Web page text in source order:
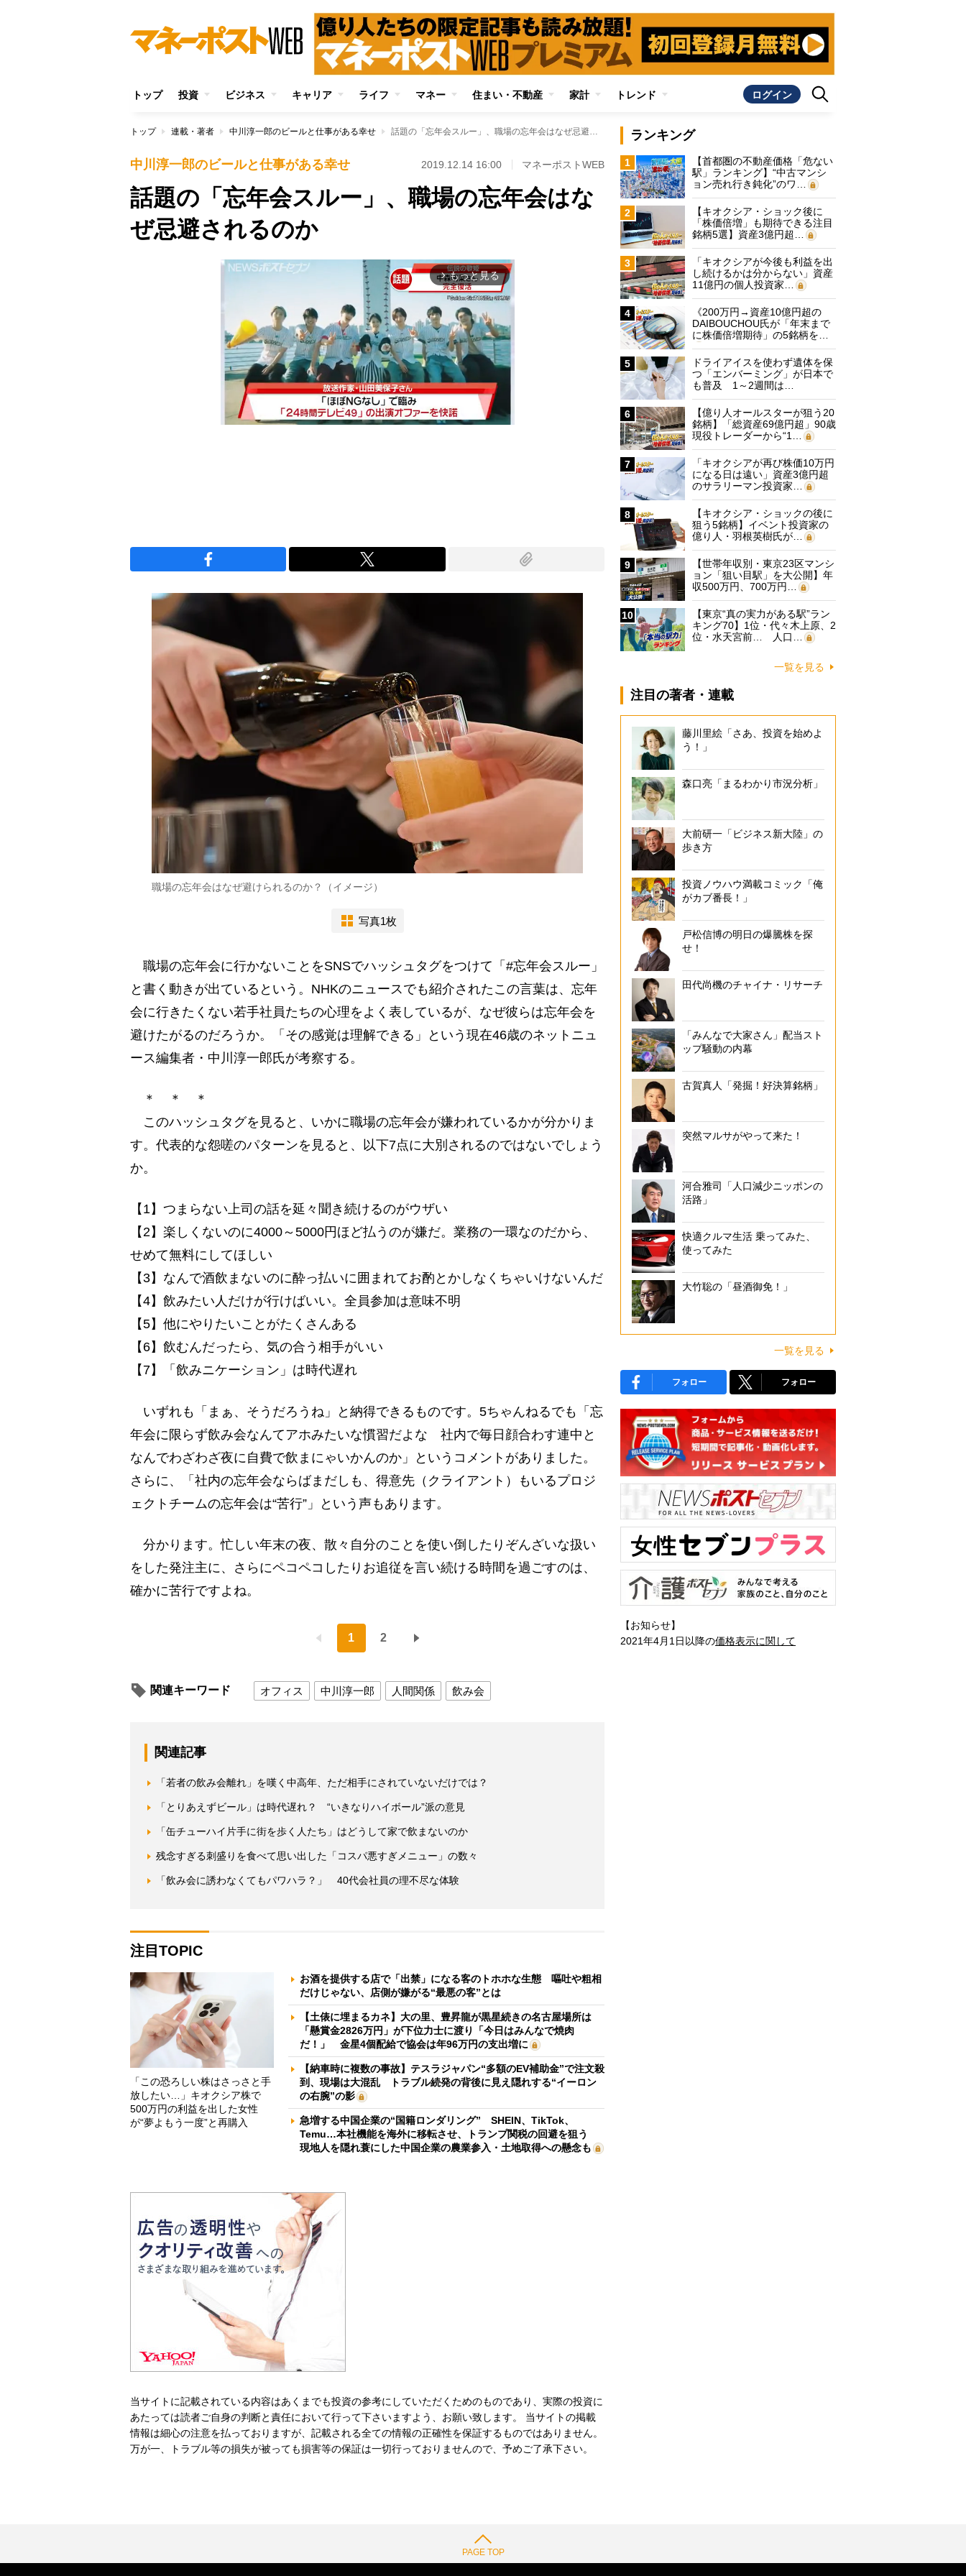
トップ 投資 ビジネス キャリア ライフ マネー 住まい・不動産 家計 トレンド ログイン
トップ 連載・著者 中川淳一郎のビールと仕事がある幸せ 話題の「忘年会スルー」、職場の忘年会はなぜ忌避されるのか
中川淳一郎のビールと仕事がある幸せ 2019.12.14 16:00 マネーポストWEB
話題の「忘年会スルー」、職場の忘年会はな
ぜ忌避されるのか
arrow_forward_ios もっと見る
職場の忘年会はなぜ避けられるのか？（イメージ）
写真1枚
職場の忘年会に行かないことをSNSでハッシュタグをつけて「#忘年会スルー」
と書く動きが出ているという。NHKのニュースでも紹介されたこの言葉は、忘年
会に行きたくない若手社員たちの心理をよく表しているが、なぜ彼らは忘年会を
避けたがるのだろうか。「その感覚は理解できる」という現在46歳のネットニュ
ース編集者・中川淳一郎氏が考察する。
＊ ＊ ＊
このハッシュタグを見ると、いかに職場の忘年会が嫌われているかが分かりま
す。代表的な怨嗟のパターンを見ると、以下7点に大別されるのではないでしょう
か。
【1】つまらない上司の話を延々聞き続けるのがウザい
【2】楽しくないのに4000～5000円ほど払うのが嫌だ。業務の一環なのだから、
せめて無料にしてほしい
【3】なんで酒飲まないのに酔っ払いに囲まれてお酌とかしなくちゃいけないんだ
【4】飲みたい人だけが行けばいい。全員参加は意味不明
【5】他にやりたいことがたくさんある
【6】飲むんだったら、気の合う相手がいい
【7】「飲みニケーション」は時代遅れ
いずれも「まぁ、そうだろうね」と納得できるものです。5ちゃんねるでも「忘
年会に限らず飲み会なんてアホみたいな慣習だよな 社内で毎日顔合わす連中と
なんでわざわざ夜に自費で飲まにゃいかんのか」というコメントがありました。
さらに、「社内の忘年会ならばまだしも、得意先（クライアント）もいるプロジ
ェクトチームの忘年会は“苦行”」という声もあります。
分かります。忙しい年末の夜、散々自分のことを使い倒したりぞんざいな扱い
をした発注主に、さらにペコペコしたりお追従を言い続ける時間を過ごすのは、
確かに苦行ですよね。
1 2
関連キーワード オフィス 中川淳一郎 人間関係 飲み会
関連記事
「若者の飲み会離れ」を嘆く中高年、ただ相手にされていないだけでは？
「とりあえずビール」は時代遅れ？ “いきなりハイボール”派の意見
「缶チューハイ片手に街を歩く人たち」はどうして家で飲まないのか
残念すぎる刺盛りを食べて思い出した「コスパ悪すぎメニュー」の数々
「飲み会に誘わなくてもパワハラ？」 40代会社員の理不尽な体験
注目TOPIC
「この恐ろしい株はさっさと手
放したい…」キオクシア株で
500万円の利益を出した女性
が“夢よもう一度”と再購入
お酒を提供する店で「出禁」になる客のトホホな生態 嘔吐や粗相
だけじゃない、店側が嫌がる“最悪の客”とは
【土俵に埋まるカネ】大の里、豊昇龍が黒星続きの名古屋場所は
「懸賞金2826万円」が下位力士に渡り「今日はみんなで焼肉
だ！」 金星4個配給で協会は年96万円の支出増に
【納車時に複数の事故】テスラジャパン“多額のEV補助金”で注文殺
到、現場は大混乱 トラブル続発の背後に見え隠れする“イーロン
の右腕”の影
急増する中国企業の“国籍ロンダリング” SHEIN、TikTok、
Temu…本社機能を海外に移転させ、トランプ関税の回避を狙う
現地人を隠れ蓑にした中国企業の農業参入・土地取得への懸念も
当サイトに記載されている内容はあくまでも投資の参考にしていただくためのものであり、実際の投資に
あたっては読者ご自身の判断と責任において行って下さいますよう、お願い致します。 当サイトの掲載
情報は細心の注意を払っておりますが、記載される全ての情報の正確性を保証するものではありません。
万が一、トラブル等の損失が被っても損害等の保証は一切行っておりませんので、予めご了承下さい。
ランキング
1
【首都圏の不動産価格「危ない
駅」ランキング】“中古マンシ
ョン売れ行き鈍化”のワ…
2
【キオクシア・ショック後に
「株価倍増」も期待できる注目
銘柄5選】資産3億円超…
3
「キオクシアが今後も利益を出
し続けるかは分からない」資産
11億円の個人投資家…
4
《200万円→資産10億円超の
DAIBOUCHOU氏が「年末まで
に株価倍増期待」の5銘柄を…
5
ドライアイスを使わず遺体を保
つ「エンバーミング」が日本で
も普及 1～2週間は…
6
【億り人オールスターが狙う20
銘柄】「総資産69億円超」90歳
現役トレーダーから“1…
7
「キオクシアが再び株価10万円
になる日は遠い」資産3億円超
のサラリーマン投資家…
8
【キオクシア・ショックの後に
狙う5銘柄】イベント投資家の
億り人・羽根英樹氏が…
9
【世帯年収別・東京23区マンシ
ョン「狙い目駅」を大公開】年
収500万円、700万円…
10
【東京“真の実力がある駅”ラン
キング70】1位・代々木上原、2
位・水天宮前… 人口…
一覧を見る
注目の著者・連載
藤川里絵「さあ、投資を始めよ
う！」
森口亮「まるわかり市況分析」
大前研一「ビジネス新大陸」の
歩き方
投資ノウハウ満載コミック「俺
がカブ番長！」
戸松信博の明日の爆騰株を探
せ！
田代尚機のチャイナ・リサーチ
「みんなで大家さん」配当スト
ップ騒動の内幕
古賀真人「発掘！好決算銘柄」
突然マルサがやって来た！
河合雅司「人口減少ニッポンの
活路」
快適クルマ生活 乗ってみた、
使ってみた
大竹聡の「昼酒御免！」
一覧を見る
フォロー フォロー
【お知らせ】
2021年4月1日以降の価格表示に関して
PAGE TOP